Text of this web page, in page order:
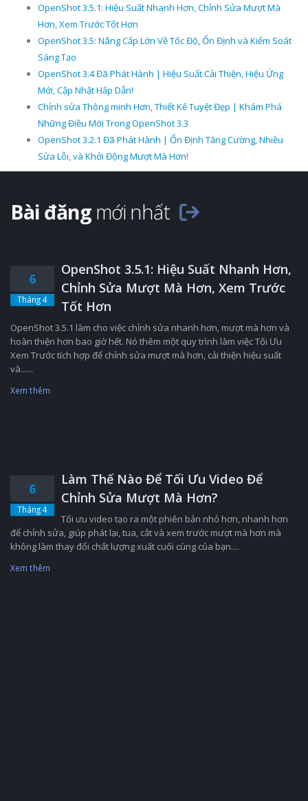
OpenShot 3.5.1: Hiệu Suất Nhanh Hơn, Chỉnh Sửa Mượt Mà
Hơn, Xem Trước Tốt Hơn
OpenShot 3.5: Nâng Cấp Lớn Về Tốc Độ, Ổn Định và Kiểm Soát
Sáng Tạo
OpenShot 3.4 Đã Phát Hành | Hiệu Suất Cải Thiện, Hiệu Ứng
Mới, Cập Nhật Hấp Dẫn!
Chỉnh sửa Thông minh Hơn, Thiết Kế Tuyệt Đẹp | Khám Phá
Những Điều Mới Trong OpenShot 3.3
OpenShot 3.2.1 Đã Phát Hành | Ổn Định Tăng Cường, Nhiều
Sửa Lỗi, và Khởi Động Mượt Mà Hơn!
Bài đăng mới nhất
6
Tháng 4
OpenShot 3.5.1: Hiệu Suất Nhanh Hơn,
Chỉnh Sửa Mượt Mà Hơn, Xem Trước
Tốt Hơn
OpenShot 3.5.1 làm cho việc chỉnh sửa nhanh hơn, mượt mà hơn và
hoàn thiện hơn bao giờ hết. Nó thêm một quy trình làm việc Tối Ưu
Xem Trước tích hợp để chỉnh sửa mượt mà hơn, cải thiện hiệu suất
và......
Xem thêm
6
Tháng 4
Làm Thế Nào Để Tối Ưu Video Để
Chỉnh Sửa Mượt Mà Hơn?
Tối ưu video tạo ra một phiên bản nhỏ hơn, nhanh hơn
để chỉnh sửa, giúp phát lại, tua, cắt và xem trước mượt mà hơn mà
không làm thay đổi chất lượng xuất cuối cùng của bạn....
Xem thêm